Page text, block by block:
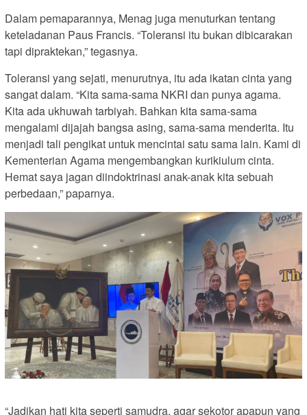
Dalam pemaparannya, Menag juga menuturkan tentang
keteladanan Paus Francis. “Toleransi itu bukan dibicarakan
tapi dipraktekan,” tegasnya.
Toleransi yang sejati, menurutnya, itu ada ikatan cinta yang
sangat dalam. “Kita sama-sama NKRI dan punya agama.
Kita ada ukhuwah tarbiyah. Bahkan kita sama-sama
mengalami dijajah bangsa asing, sama-sama menderita. Itu
menjadi tali pengikat untuk mencintai satu sama lain. Kami di
Kementerian Agama mengembangkan kurikiulum cinta.
Hemat saya jagan diindoktrinasi anak-anak kita sebuah
perbedaan,” paparnya.
“Jadikan hati kita seperti samudra, agar sekotor apapun yang